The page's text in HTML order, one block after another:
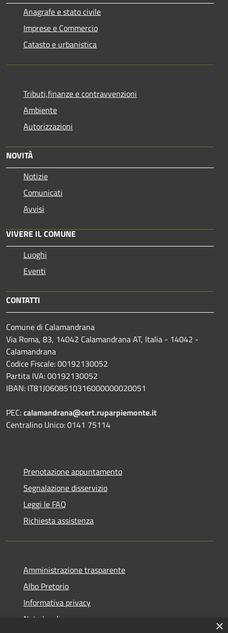
Anagrafe e stato civile
Imprese e Commercio
Catasto e urbanistica
Tributi,finanze e contravvenzioni
Ambiente
Autorizzazioni
NOVITÀ
Notizie
Comunicati
Avvisi
VIVERE IL COMUNE
Luoghi
Eventi
CONTATTI
Comune di Calamandrana
Via Roma, 83, 14042 Calamandrana AT, Italia - 14042 -
Calamandrana
Codice Fiscale: 00192130052
Partita IVA: 00192130052
IBAN: IT81J0608510316000000020051
PEC:calamandrana@cert.ruparpiemonte.it
Centralino Unico: 0141 75114
Prenotazione appuntamento
Segnalazione disservizio
Leggi le FAQ
Richiesta assistenza
Amministrazione trasparente
Albo Pretorio
Informativa privacy
Note legali
×